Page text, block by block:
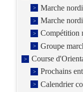
Marche
Marche
Compétition
Groupe
Course
Prochains
Calendrier